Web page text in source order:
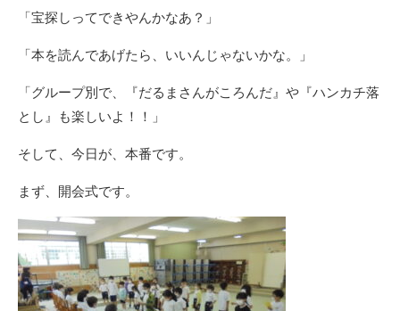
「宝探しってできやんかなあ？」
「本を読んであげたら、いいんじゃないかな。」
「グループ別で、『だるまさんがころんだ』や『ハンカチ落
とし』も楽しいよ！！」
そして、今日が、本番です。
まず、開会式です。